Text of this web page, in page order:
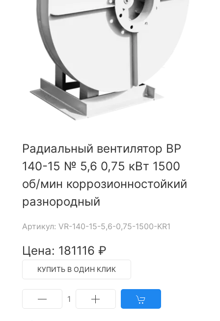
Радиальный вентилятор ВР
140-15 № 5,6 0,75 кВт 1500
об/мин коррозионностойкий
разнородный
Артикул: VR-140-15-5,6-0,75-1500-KR1
Цена: 181116 ₽
КУПИТЬ В ОДИН КЛИК
1